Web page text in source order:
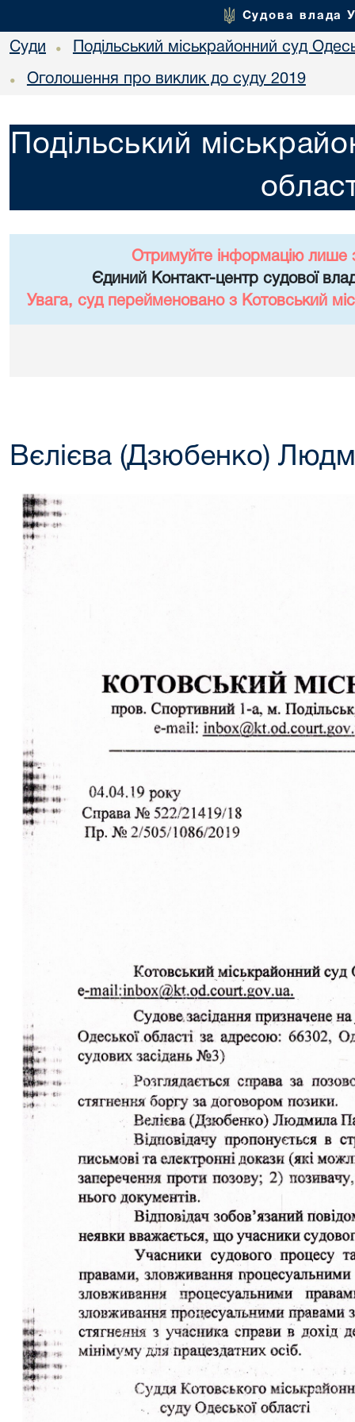
Судова влада
Суди • Подільський міськрайонний суд
• Оголошення про виклик до суду 2019
Подільський
Отримуйте інформацію лише
Єдиний Контакт-центр судової
Увага, суд перейменовано з Котовський
Вєлієва (Дзюбенко)